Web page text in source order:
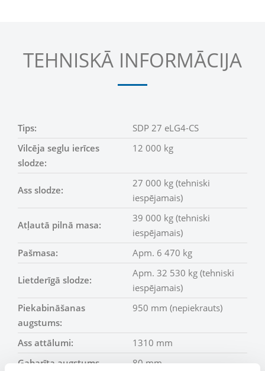
TEHNISKĀ INFORMĀCIJA
Tips:
SDP 27 eLG4-CS
Vilcēja seglu ierīces
slodze:
12 000 kg
Ass slodze:
27 000 kg (tehniski
iespējamais)
Atļautā pilnā masa:
39 000 kg (tehniski
iespējamais)
Pašmasa:
Apm. 6 470 kg
Lietderīgā slodze:
Apm. 32 530 kg (tehniski
iespējamais)
Piekabināšanas
augstums:
950 mm (nepiekrauts)
Ass attālumi:
1310 mm
Gabarīta augstums
80 mm